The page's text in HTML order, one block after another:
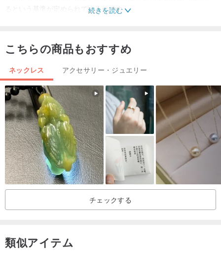
るという基準が定められているのです。
も剥げてくることは
高騰する金（１８金や１４金等）の代替品としてアメリカではポピ
ュラーな素材です。
日本では昔から金張りと呼ばれています。
金メッキとは事なり、高級感ある色と質感、そして刻印も入ってお
りアクセサリーとは違い、
よりジュエリーに近い素材です。
---------------取り扱いについて---------------
シルバー用のクリーナーを使ったり、セームで磨いたり、超音波洗
続きを読む
こちらの商品もおすすめ
ネックレス アクセサリー・ジュエリー
チェックする
類似アイテム